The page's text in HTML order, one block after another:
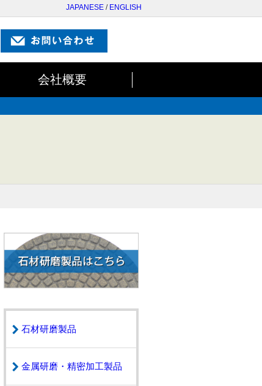
JAPANESE / ENGLISH
会社概要
石材研磨製品
金属研磨・精密加工製品